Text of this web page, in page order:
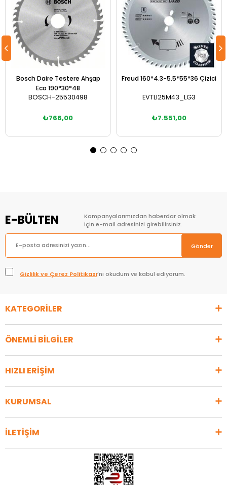
Bosch Daire Testere Ahşap
Eco 190*30*48
BOSCH-25530498
₺766,00
Freud 160*4.3-5.5*55*36 Çizici
EVTLI25M43_LG3
₺7.551,00
E-BÜLTEN
Kampanyalarımızdan haberdar olmak
için e-mail adresinizi girebilirsiniz.
Gönder
Gizlilik ve Çerez Politikası’nı okudum ve kabul ediyorum.
KATEGORİLER
ÖNEMLİ BİLGİLER
HIZLI ERİŞİM
KURUMSAL
İLETİŞİM